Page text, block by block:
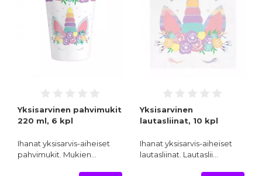
Yksisarvinen pahvimukit
220 ml, 6 kpl
Ihanat yksisarvis-aiheiset
pahvimukit. Mukien…
Yksisarvinen
lautasliinat, 10 kpl
Ihanat yksisarvis-aiheiset
lautasliinat. Lautaslii…